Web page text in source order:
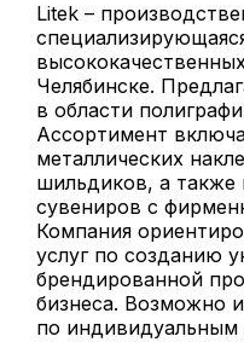
Litek –
Челябинске.
в области
Ассортимент
металлических
шильдиков, а также
сувениров с
Компания
услуг по созданию
брендированной
бизнеса. Возможно
по индивидуальным